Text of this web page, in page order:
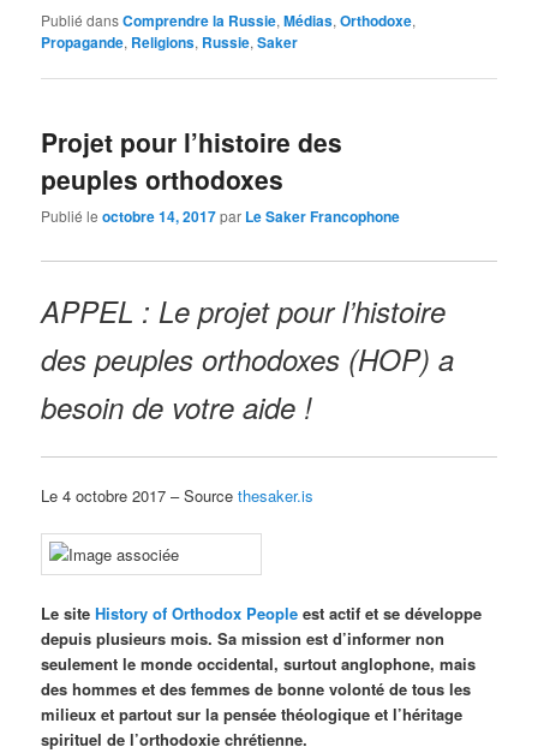
Publié dansComprendre la Russie,Médias,Orthodoxe,
Propagande, Religions, Russie,Saker
Projet pour l’histoire des
peuples orthodoxes
Publié leoctobre 14, 2017par Le Saker Francophone
APPEL : Le projet pour l’histoire
des peuples orthodoxes (HOP) a
besoin de votre aide !
Le 4 octobre 2017 – Sourcethesaker.is
Le siteHistory of Orthodox People est actif et se développe
depuis plusieurs mois. Sa mission est d’informer non
seulement le monde occidental, surtout anglophone, mais
des hommes et des femmes de bonne volonté de tous les
milieux et partout sur la pensée théologique et l’héritage
spirituel de l’orthodoxie chrétienne.